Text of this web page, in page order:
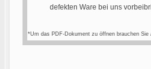
defekten Ware bei uns
*Um das PDF-Dokument zu öffnen brauchen Sie